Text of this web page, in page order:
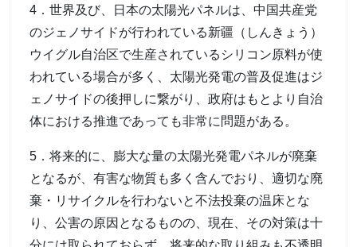
4．世界及び、日本の太陽光パネルは、中国共産党
のジェノサイドが行われている新疆（しんきょう）
ウイグル自治区で生産されているシリコン原料が使
われている場合が多く、太陽光発電の普及促進はジ
ェノサイドの後押しに繋がり、政府はもとより自治
体における推進であっても非常に問題がある。
5．将来的に、膨大な量の太陽光発電パネルが廃棄
となるが、有害な物質も多く含んでおり、適切な廃
棄・リサイクルを行わないと不法投棄の温床とな
り、公害の原因となるものの、現在、その対策は十